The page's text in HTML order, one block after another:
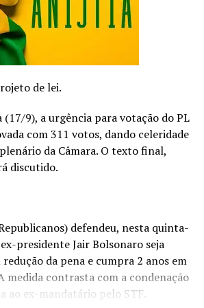
corações dos voluntários se enchiam
animais encontrando um lar
adoções, a feira também ofereceu
cuidados responsáveis com os
a importância da esterilização,
o sol se punha sobre a cidade,
era palpável. Graças ao apoio
prefeito e de todos os envolvidos,
transformam vidas e fazem de São
para todos, humanos e animais.
de lei.
9), a urgência para votação do PL
com 311 votos, dando celeridade
da Câmara. O texto final,
discutido.
defendeu, nesta quinta-
presidente Jair Bolsonaro seja
da pena e cumpra 2 anos em
medida contrasta com a condenação
ao ex-mandatário pelo STF.